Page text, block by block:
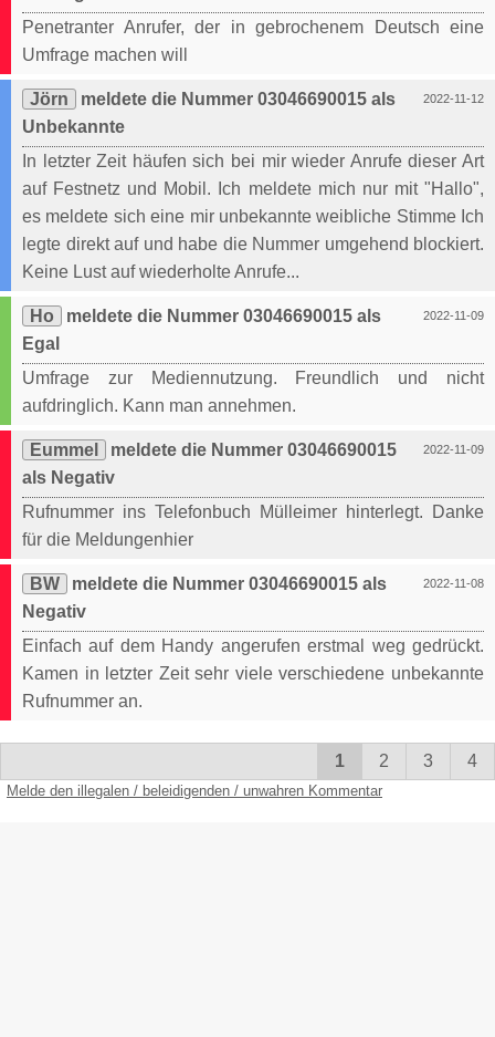
Penetranter Anrufer, der in gebrochenem Deutsch eine
Umfrage machen will
2022-11-12
Jörn
meldete die Nummer 03046690015 als
Unbekannte
In letzter Zeit häufen sich bei mir wieder Anrufe dieser Art
auf Festnetz und Mobil. Ich meldete mich nur mit "Hallo",
es meldete sich eine mir unbekannte weibliche Stimme Ich
legte direkt auf und habe die Nummer umgehend blockiert.
Keine Lust auf wiederholte Anrufe...
2022-11-09
Ho
meldete die Nummer 03046690015 als
Egal
Umfrage zur Mediennutzung. Freundlich und nicht
aufdringlich. Kann man annehmen.
2022-11-09
Eummel
meldete die Nummer 03046690015
als Negativ
Rufnummer ins Telefonbuch Mülleimer hinterlegt. Danke
für die Meldungenhier
2022-11-08
BW
meldete die Nummer 03046690015 als
Negativ
Einfach auf dem Handy angerufen erstmal weg gedrückt.
Kamen in letzter Zeit sehr viele verschiedene unbekannte
Rufnummer an.
1 2 3 4
Melde den illegalen / beleidigenden / unwahren Kommentar